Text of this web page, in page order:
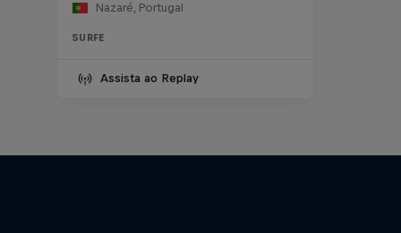
Nazaré, Portugal
SURFE
Assista ao Replay